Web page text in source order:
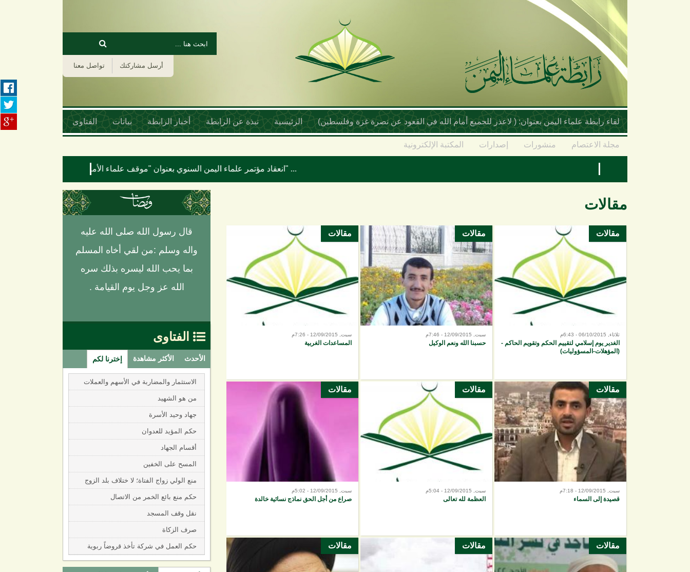
تجاوز إلى المحتوى الرئيسي
استمارة البحث
‏بحث ‏
تواصل معنا أرسل مشاركتك
لقاء رابطة علماء اليمن بعنوان: ( لاعذر للجميع أمام الله في القعود عن نصرة غزة وفلسطين) الرئيسية نبذة عن الرابطة أخبار الرابطة بيانات الفتاوى
مجلة الاعتصام منشورات إصدارات المكتبة الإلكترونية
قال رسول الله صلى الله عليه
واله وسلم :من لقي أخاه المسلم
بما يحب الله ليسره بذلك سره
الله عز وجل يوم القيامة .
 الفتاوى
الأحدث الأكثر مشاهدة إخترنا لكم
الاستثمار والمضاربة في الأسهم والعملات
من هو الشهيد
جهاد وحيد الأسرة
حكم المؤيد للعدوان
أقسام الجهاد
المسح على الخفين
منع الولي زواج الفتاة؛ لا ختلاف بلد الزوج
حكم منع بائع الخمر من الاتصال
نقل وقف المسجد
صرف الزكاة
حكم العمل في شركة تأخذ قروضاً ربوية
مقالات
مقالات
ثلاثاء, 06/10/2015 - 6:43م
الغدير يوم إسلامي لتقييم الحكم وتقويم الحاكم -
(المؤهلات-المسؤوليات)
مقالات
سبت, 12/09/2015 - 7:46م
حسبنا الله ونعم الوكيل
مقالات
سبت, 12/09/2015 - 7:26م
المساعدات الغربية
مقالات
سبت, 12/09/2015 - 7:18م
قصيدة إلى السماء
مقالات
سبت, 12/09/2015 - 5:04م
العظمة لله تعالى
مقالات
سبت, 12/09/2015 - 5:02م
صراع من أجل الحق نماذج نسائية خالدة
مقالات مقالات مقالات
الصفحات